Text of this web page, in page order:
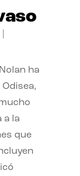
ha
a la
que